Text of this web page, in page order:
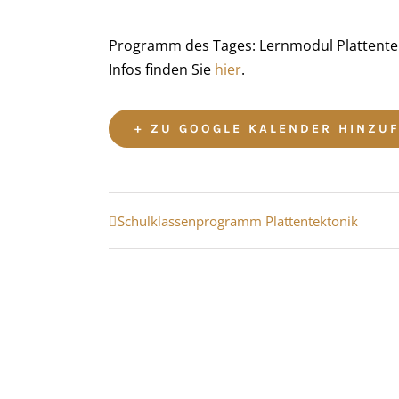
Programm des Tages: Lernmodul
Infos finden Sie hier.
+ ZU GOOGLE KALENDER
Veranstaltung
Navigation
Schulklassenprogramm Plattentektonik